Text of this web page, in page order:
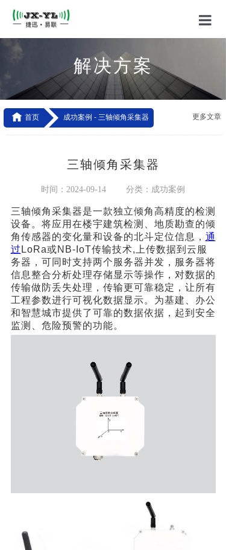
产
应
解决方案
 首页 成功案例 - 三轴倾角采集器 更多文章
三轴倾角采集器
时间：2024-09-14 分类：成功案例
三轴倾角采集器是一款独立倾角高精度的检测
设备。将应用在楼宇建筑检测、地质勘查的倾
角传感器的变化量和设备的北斗定位信息， 通
过 LoRa或NB-IoT传输技术,上传数据到云服
务器，可同时支持两个服务器并发，服务器将
信息整合分析处理存储显示等操作，对数据的
传输做防丢失处理，传输更可靠稳定，让所有
工程参数进行可视化数据显示。为基建、办公
和智慧城市提供了可靠的数据依据，起到安全
监测、危险预警的功能。